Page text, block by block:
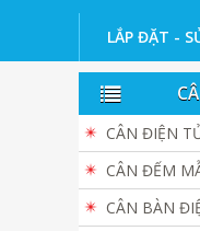
LẮP ĐẶT -
CÂN ĐIỆN
CÂN ĐẾM
CÂN BÀN